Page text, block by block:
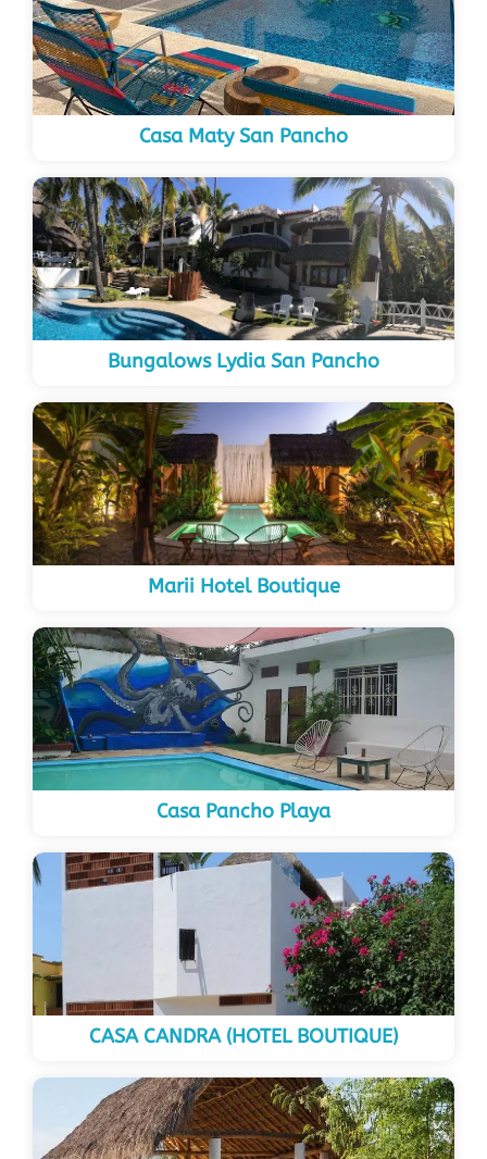
Casa Maty San Pancho
Bungalows Lydia San Pancho
Marii Hotel Boutique
Casa Pancho Playa
CASA CANDRA (HOTEL BOUTIQUE)